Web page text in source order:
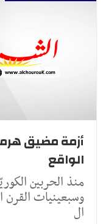
أزمة مضيق
الواقع
منذ الحربين
وسبعينيات القرن
ال